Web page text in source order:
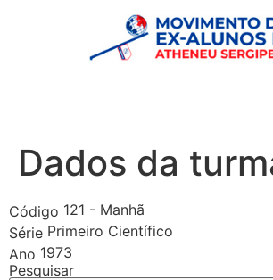
Dados da
Código 121 - Manhã
Série Primeiro Científico
Ano 1973
Pesquisar